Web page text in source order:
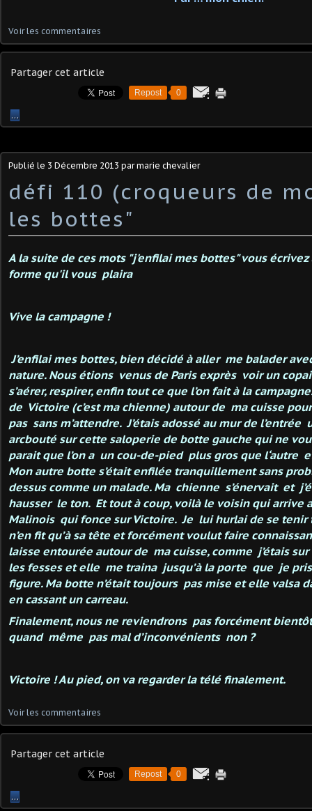
Voir les commentaires
Partager cet article
Repost 0
…
Publié le 3 Décembre 2013 par marie chevalier
défi 110 (croqueurs de
les bottes"
A la suite de ces mots "j'enfilai mes bottes" vous
forme qu'il vous plaira
Vive la campagne !
J’enfilai mes bottes, bien décidé à aller me balader
nature. Nous étions venus de Paris exprès voir un
s’aérer, respirer, enfin tout ce que l’on fait à la
de Victoire (c’est ma chienne) autour de ma cuisse
pas sans m’attendre. J’étais adossé au mur de
arcbouté sur cette saloperie de botte gauche qui ne
parait que l’on a un cou-de-pied plus gros que l‘autre
Mon autre botte s’était enfilée tranquillement sans
dessus comme un malade. Ma chienne s’énervait et
hausser le ton. Et tout à coup, voilà le voisin qui arrive
Malinois qui fonce sur Victoire. Je lui hurlai de se
n’en fit qu’à sa tête et forcément voulut faire
laisse entourée autour de ma cuisse, comme j’étais
les fesses et elle me traina jusqu’à la porte que je
figure. Ma botte n’était toujours pas mise et elle valsa
en cassant un carreau.
Finalement, nous ne reviendrons pas forcément
quand même pas mal d’inconvénients non ?
Victoire ! Au pied, on va regarder la télé finalement.
Voir les commentaires
Partager cet article
Repost 0
…